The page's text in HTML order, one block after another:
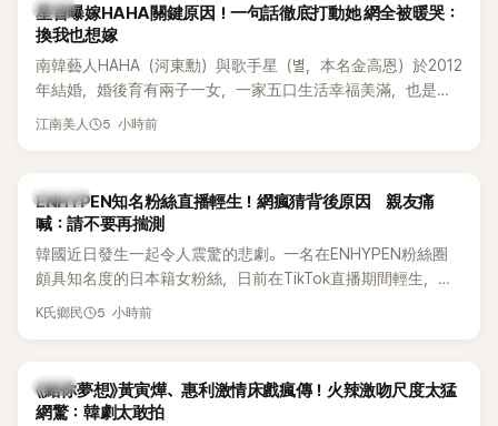
韓星
星首曝嫁HAHA關鍵原因！一句話徹底打動她 網全被暖哭：
換我也想嫁
南韓藝人HAHA（河東勳）與歌手星（별，本名金高恩）於2012
年結婚，婚後育有兩子一女，一家五口生活幸福美滿，也是韓
國演藝圈公認的模範夫妻。近日，星首度公開當年決定嫁給
江南美人 5 小時前
K-POP
ENHYPEN知名粉絲直播輕生！網瘋猜背後原因 親友痛
喊：請不要再揣測
韓國近日發生一起令人震驚的悲劇。一名在ENHYPEN粉絲圈
頗具知名度的日本籍女粉絲，日前在TikTok直播期間輕生，最
終不幸身亡，消息曝光後震驚韓網，也讓不少粉絲湧入社群平
K氏鄉民 5 小時前
韓劇
《給你夢想》黃寅燁、惠利激情床戲瘋傳！火辣激吻尺度太猛
網驚：韓劇太敢拍